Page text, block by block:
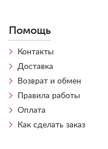
Помощь
Контакты
Доставка
Возврат и обмен
Правила работы
Оплата
Как сделать заказ